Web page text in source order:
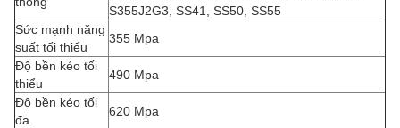
S355J2G3, SS41, SS50, SS55
Sức mạnh năng
suất tối thiểu
355 Mpa
Độ bền kéo tối
thiểu
490 Mpa
Độ bền kéo tối
đa
620 Mpa